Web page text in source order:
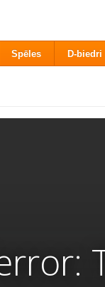
Spēles D-biedri